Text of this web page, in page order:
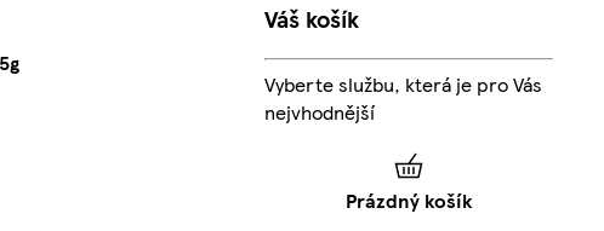
Váš košík
Vyberte službu, která je pro Vás
nejvhodnější
Prázdný košík